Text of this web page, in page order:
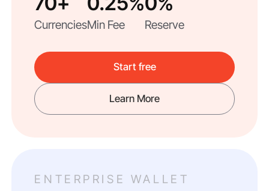
CurrenciesMin Fee Reserve
Start free
Learn More
ENTERPRISE WALLET